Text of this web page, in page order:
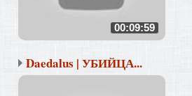
00:09:59
Daedalus | УБИЙЦА...